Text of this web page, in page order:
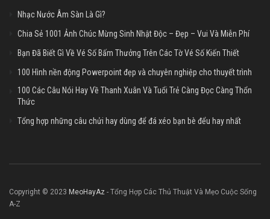
Nhạc Nước Âm Sàn Là Gì?
Chia Sẻ 1001 Ảnh Chúc Mừng Sinh Nhật Độc – Đẹp – Vui Và Miễn Phí
Bạn Đã Biết Gì Về Vé Số Bấm Thưởng Trên Các Tờ Vé Số Kiến Thiết
100 Hình nền động Powerpoint đẹp và chuyên nghiệp cho thuyết trình
100 Các Câu Nói Hay Về Thanh Xuân Và Tuổi Trẻ Càng Đọc Càng Thổn
Thức
Tổng hợp những câu chửi hay dùng để đá xéo bạn bè đểu hay nhất
Copyright © 2023 MeoHayAz - Tổng Hợp Các Thủ Thuật Và Mẹo Cuộc Sống
A-Z